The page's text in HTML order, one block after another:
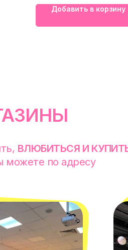
Добавить в корзину
ВЛЮБИТЬСЯ И
можете по адресу